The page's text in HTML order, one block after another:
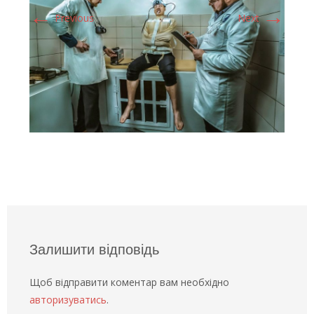
←Previous Next→
Залишити відповідь
Щоб відправити коментар вам необхідно
авторизуватись.